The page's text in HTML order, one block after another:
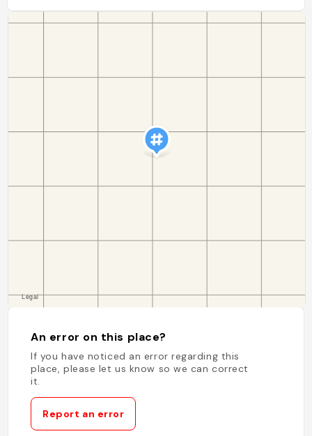
An error on this place?
If you have noticed an error regarding this
place, please let us know so we can correct
it.
Report an error